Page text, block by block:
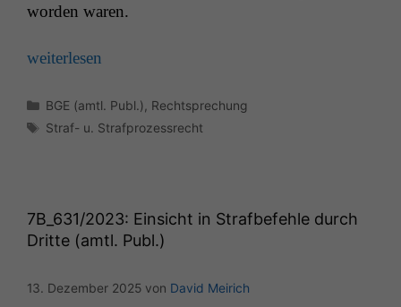
wor­den waren.
weit­er­lesen
Kategorien
BGE (amtl. Publ.) Rechtsprechung
Schlagwörter
Straf- u. Strafprozessrecht
7B_631/2023: Einsicht in Strafbefehle durch
Dritte (amtl. Publ.)
13. Dezember 2025 von David Meirich